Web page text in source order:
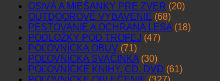
OSIVÁ A MIEŠANKY PRE ZVER (20)
OUTDOOROVÉ VYBAVENIE (68)
PESTOVANIE A OCHRANA LESA (18)
PODLOŽKY POD TROFEJ (47)
POĽOVNÍCKA OBUV (71)
POĽOVNÍCKA SVAČINKA (30)
POĽOVNÍCKE KNIHY, CD, DVD (61)